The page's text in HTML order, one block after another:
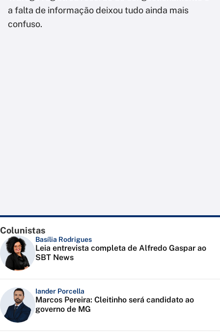
a falta de informação deixou tudo ainda mais
confuso.
Colunistas
Basília Rodrigues
Leia entrevista completa de Alfredo Gaspar ao
SBT News
Iander Porcella
Marcos Pereira: Cleitinho será candidato ao
governo de MG